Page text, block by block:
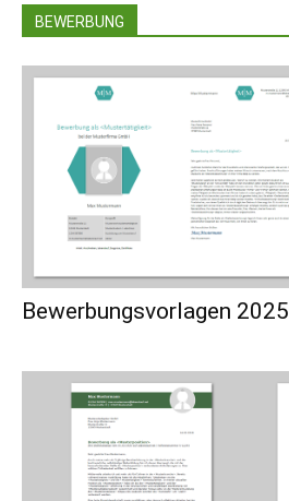
BEWERBUNG
Bewerbungsvorlagen 2025